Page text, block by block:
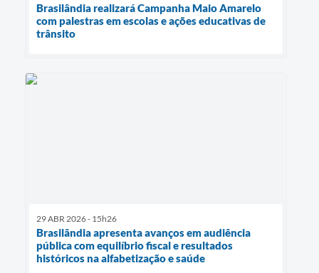
Brasilândia realizará Campanha Maio Amarelo
com palestras em escolas e ações educativas de
trânsito
29 ABR 2026 - 15h26
Brasilândia apresenta avanços em audiência
pública com equilíbrio fiscal e resultados
históricos na alfabetização e saúde